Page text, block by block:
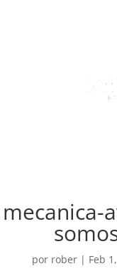
mecanica-
por rober| Feb